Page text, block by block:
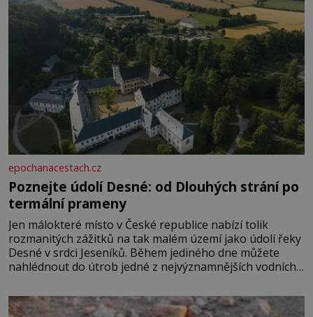
epochanacestach.cz
Poznejte údolí Desné: od Dlouhých strání po
termální prameny
Jen málokteré místo v České republice nabízí tolik
rozmanitých zážitků na tak malém území jako údolí řeky
Desné v srdci Jeseníků. Během jediného dne můžete
nahlédnout do útrob jedné z nejvýznamnějších vodních
se na koloběžce a den zakončit poznáváním památek ve
Velkých Losinách nebo v termálním